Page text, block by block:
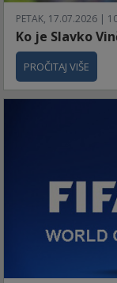
PETAK, 17.07.2026 |
Ko je Slavko
PROČITAJ VIŠE